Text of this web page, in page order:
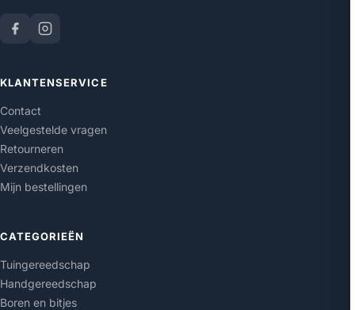
KLANTENSERVICE
Contact
Veelgestelde vragen
Retourneren
Verzendkosten
Mijn bestellingen
CATEGORIEËN
Tuingereedschap
Handgereedschap
Boren en bitjes